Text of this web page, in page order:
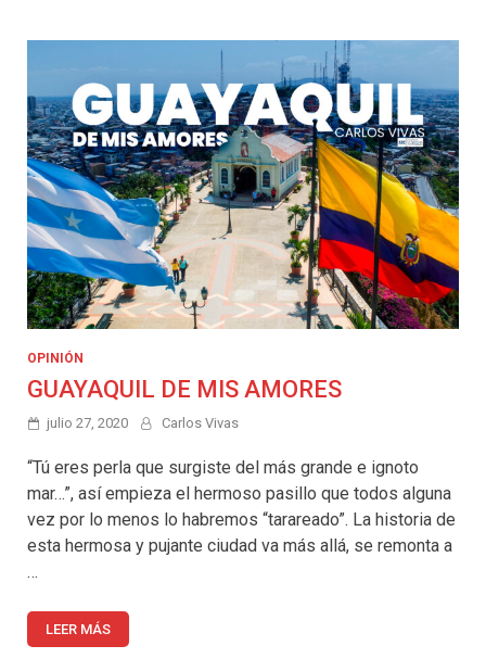
OPINIÓN
GUAYAQUIL DE MIS AMORES
julio 27, 2020 Carlos Vivas
“Tú eres perla que surgiste del más grande e ignoto
mar…”, así empieza el hermoso pasillo que todos alguna
vez por lo menos lo habremos “tarareado”. La historia de
esta hermosa y pujante ciudad va más allá, se remonta a
…
LEER MÁS